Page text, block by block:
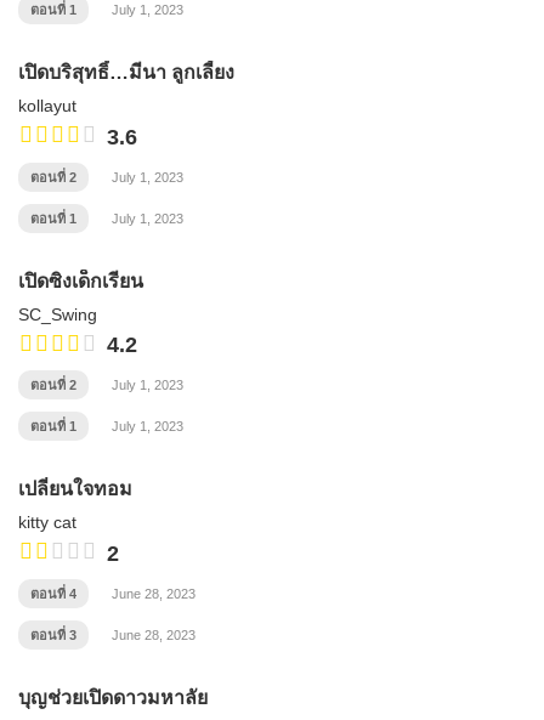
ตอนที่ 1 July 1, 2023
เปิดบริสุทธิ์…มีนา ลูกเลี้ยง
kollayut
3.6
ตอนที่ 2 July 1, 2023
ตอนที่ 1 July 1, 2023
เปิดซิงเด็กเรียน
SC_Swing
4.2
ตอนที่ 2 July 1, 2023
ตอนที่ 1 July 1, 2023
เปลี่ยนใจทอม
kitty cat
2
ตอนที่ 4 June 28, 2023
ตอนที่ 3 June 28, 2023
บุญช่วยเปิดดาวมหาลัย